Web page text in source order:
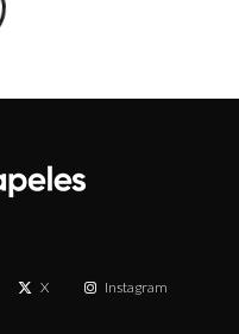
X Instagram